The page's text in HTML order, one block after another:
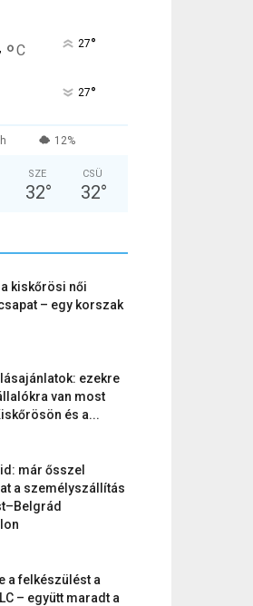
°C 27°
27°
12%
SZE
32°
CSÜ
32°
kiskőrösi női
– egy korszak
ezekre
van most
és a...
már ősszel
a személyszállítás
a felkészülést a
– együtt maradt a